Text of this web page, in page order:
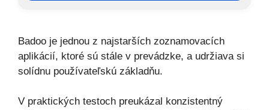
Badoo je jednou z najstarších zoznamovacích
aplikácií, ktoré sú stále v prevádzke, a udržiava si
solídnu používateľskú základňu.
V praktických testoch preukázal konzistentný